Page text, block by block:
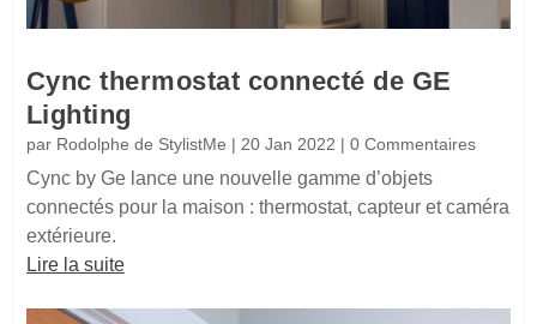
Cync thermostat connecté de GE
Lighting
par Rodolphe de StylistMe | 20 Jan 2022 | 0 Commentaires
Cync by Ge lance une nouvelle gamme d’objets
connectés pour la maison : thermostat, capteur et caméra
extérieure.
Lire la suite